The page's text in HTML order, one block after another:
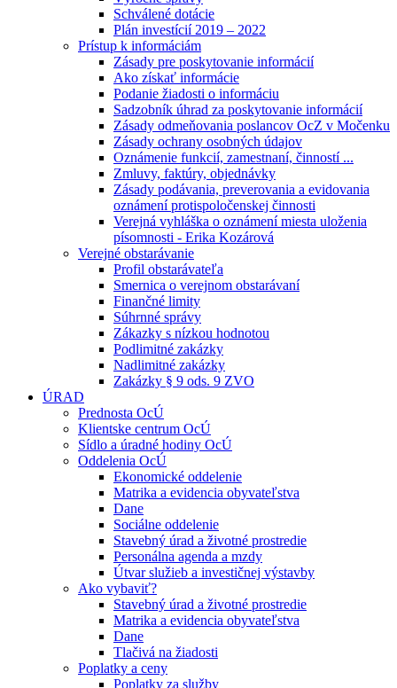
Schválené dotácie
Plán investícií 2019 – 2022
Prístup k informáciám
Zásady pre poskytovanie informácií
Ako získať informácie
Podanie žiadosti o informáciu
Sadzobník úhrad za poskytovanie informácií
Zásady odmeňovania poslancov OcZ v Močenku
Zásady ochrany osobných údajov
Oznámenie funkcií, zamestnaní, činností ...
Zmluvy, faktúry, objednávky
Zásady podávania, preverovania a evidovania
oznámení protispoločenskej činnosti
Verejná vyhláška o oznámení miesta uloženia
písomnosti - Erika Kozárová
Verejné obstarávanie
Profil obstarávateľa
Smernica o verejnom obstarávaní
Finančné limity
Súhrnné správy
Zákazky s nízkou hodnotou
Podlimitné zakázky
Nadlimitné zakázky
Zakázky § 9 ods. 9 ZVO
ÚRAD
Prednosta OcÚ
Klientske centrum OcÚ
Sídlo a úradné hodiny OcÚ
Oddelenia OcÚ
Ekonomické oddelenie
Matrika a evidencia obyvateľstva
Dane
Sociálne oddelenie
Stavebný úrad a životné prostredie
Personálna agenda a mzdy
Útvar služieb a investičnej výstavby
Ako vybaviť?
Stavebný úrad a životné prostredie
Matrika a evidencia obyvateľstva
Dane
Tlačivá na žiadosti
Poplatky a ceny
Poplatky za služby